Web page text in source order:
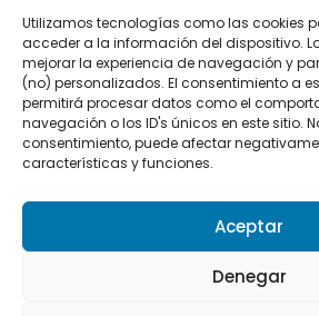
Utilizamos tecnologías como las cookies
acceder a la información del dispositivo.
mejorar la experiencia de navegación y
(no) personalizados. El consentimiento a
permitirá procesar datos como el
navegación o los ID's únicos en este sitio.
consentimiento, puede afectar
características y funciones.
Aceptar
Denegar
+34 662 342 177
info@vkssport.com
SÍGUENOS
Política de
Política de